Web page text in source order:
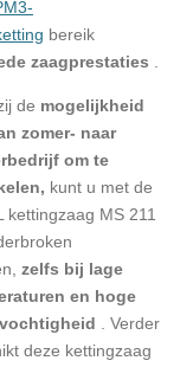
bereik
zaagprestaties
de mogelijkheid
zomer- naar
om te
kunt u met de
kettingzaag MS 211
zelfs bij lage
en hoge
. Verder
deze kettingzaag